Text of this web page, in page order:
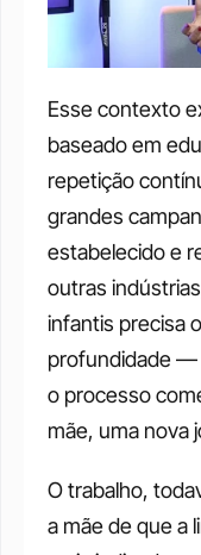
Esse contexto
baseado em
repetição
grandes
estabelecido e
outras
infantis precisa
profundidade —
o processo
mãe, uma nova
O trabalho,
a mãe de que a